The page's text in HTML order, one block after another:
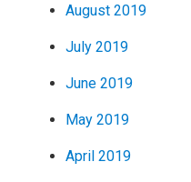
August 2019
July 2019
June 2019
May 2019
April 2019